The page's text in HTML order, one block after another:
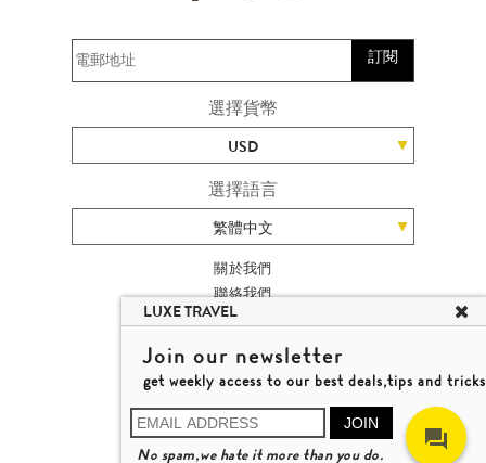
訂閱
選擇貨幣
USD
選擇語言
繁體中文
關於我們
聯絡我們
加入我們
旅遊網站地圖
楊廸深品味遊
© 2026 品味遊有限公司
牌照號碼 353662
LUXE TRAVEL
Join our newsletter
get weekly access to our best deals,tips and tricks
JOIN
No spam,we hate it more than you do.